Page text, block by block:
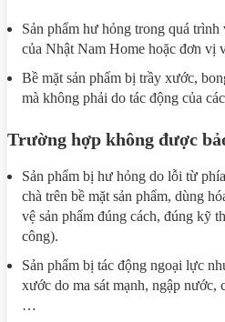
Sản phẩm hư hỏng trong quá
của Nhật Nam Home hoặc đơn vị
Bề mặt sản phẩm bị trầy xước,
mà không phải do tác động của
Trường hợp không được
Sản phẩm bị hư hỏng do lỗi từ
chà trên bề mặt sản phẩm, dùng
vệ sản phẩm đúng cách, đúng kỹ
công).
Sản phẩm bị tác động ngoại lực
xước do ma sát mạnh, ngập nước,
…